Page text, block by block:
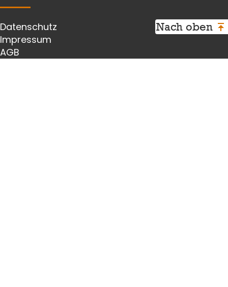
Datenschutz
Impressum
AGB
Nach oben